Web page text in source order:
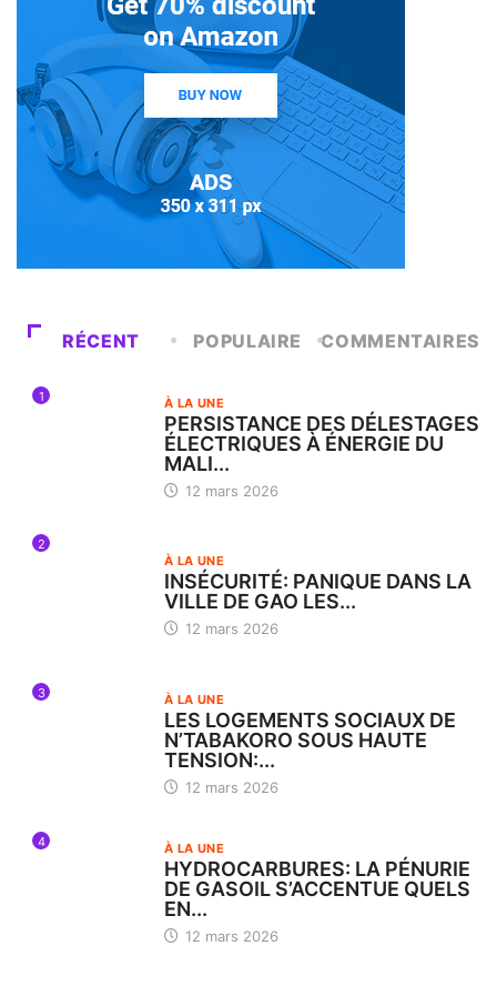
RÉCENT POPULAIRE COMMENTAIRES
1 À LA UNE
PERSISTANCE DES DÉLESTAGES
ÉLECTRIQUES À ÉNERGIE DU
MALI...
12 mars 2026
2
À LA UNE
INSÉCURITÉ: PANIQUE DANS LA
VILLE DE GAO LES...
12 mars 2026
3 À LA UNE
LES LOGEMENTS SOCIAUX DE
N’TABAKORO SOUS HAUTE
TENSION:...
12 mars 2026
4 À LA UNE
HYDROCARBURES: LA PÉNURIE
DE GASOIL S’ACCENTUE QUELS
EN...
12 mars 2026